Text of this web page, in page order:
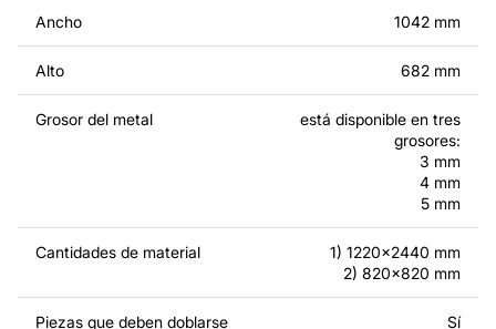
Por un precio adicional, podemos personalizar el diseño
haciendo otros cambios para que se adapte a tus
un producto de metal, ponte en contacto con nosotros.
Si tienes alguna pregunta o necesitas ayuda, ponte en
contacto con nosotros en cualquier momento: estamos
Ancho 1042 mm
Alto 682 mm
Grosor del metal
está disponible en tres
grosores:
3 mm
4 mm
5 mm
Cantidades de material
1) 1220x2440 mm
2) 820x820 mm
Piezas que deben doblarse Sí